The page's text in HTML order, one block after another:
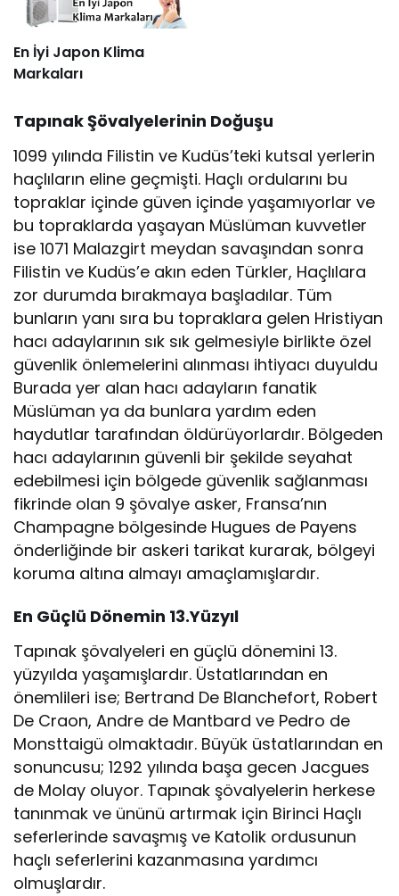
En İyi Japon Klima
Markaları
Tapınak Şövalyelerinin Doğuşu
1099 yılında Filistin ve Kudüs’teki kutsal yerlerin
haçlıların eline geçmişti. Haçlı ordularını bu
topraklar içinde güven içinde yaşamıyorlar ve
bu topraklarda yaşayan Müslüman kuvvetler
ise 1071 Malazgirt meydan savaşından sonra
Filistin ve Kudüs’e akın eden Türkler, Haçlılara
zor durumda bırakmaya başladılar. Tüm
bunların yanı sıra bu topraklara gelen Hristiyan
hacı adaylarının sık sık gelmesiyle birlikte özel
güvenlik önlemelerini alınması ihtiyacı duyuldu
Burada yer alan hacı adayların fanatik
Müslüman ya da bunlara yardım eden
haydutlar tarafından öldürüyorlardır. Bölgeden
hacı adaylarının güvenli bir şekilde seyahat
edebilmesi için bölgede güvenlik sağlanması
fikrinde olan 9 şövalye asker, Fransa’nın
Champagne bölgesinde Hugues de Payens
önderliğinde bir askeri tarikat kurarak, bölgeyi
koruma altına almayı amaçlamışlardır.
En Güçlü Dönemin 13.Yüzyıl
Tapınak şövalyeleri en güçlü dönemini 13.
yüzyılda yaşamışlardır. Üstatlarından en
önemlileri ise; Bertrand De Blanchefort, Robert
De Craon, Andre de Mantbard ve Pedro de
Monsttaigü olmaktadır. Büyük üstatlarından en
sonuncusu; 1292 yılında başa gecen Jacgues
de Molay oluyor. Tapınak şövalyelerin herkese
tanınmak ve ününü artırmak için Birinci Haçlı
seferlerinde savaşmış ve Katolik ordusunun
haçlı seferlerini kazanmasına yardımcı
olmuşlardır.